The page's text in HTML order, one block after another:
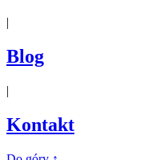
|
Blog
|
Kontakt